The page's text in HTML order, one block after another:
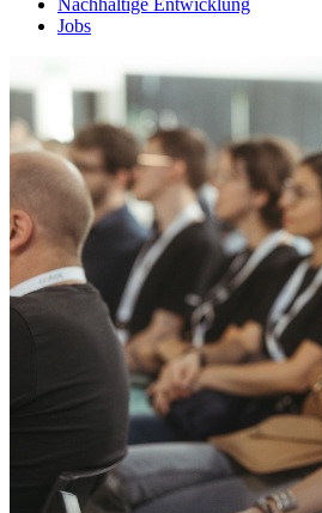
Nachhaltige Entwicklung
Jobs